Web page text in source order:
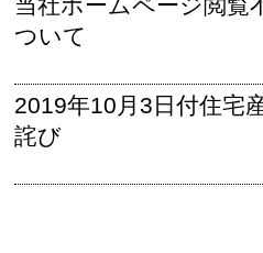
ついて
2019年10月3日付住宅
詫び